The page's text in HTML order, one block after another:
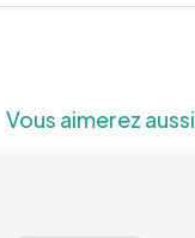
Vous aimerez aussi